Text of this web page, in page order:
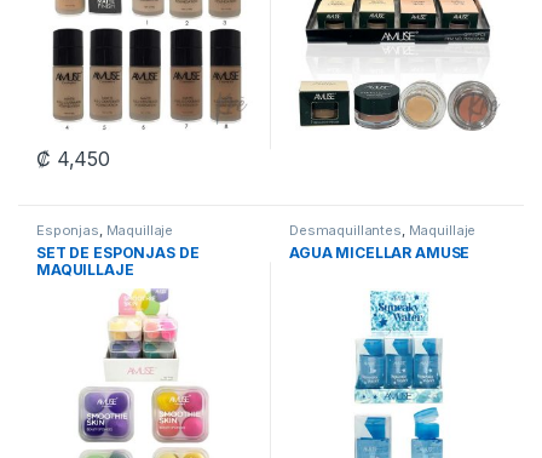
₡ 4,450
Esponjas, Maquillaje
SET DE ESPONJAS DE
MAQUILLAJE
Desmaquillantes, Maquillaje
AGUA MICELLAR AMUSE